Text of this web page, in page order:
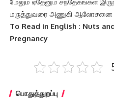
மேலும் ஏதேனும் சந்தேகங்கள்
மருத்துவரை அணுகி ஆலோசனை
To Read in English : Nuts
Pregnancy
பொதுத்துறப்பு